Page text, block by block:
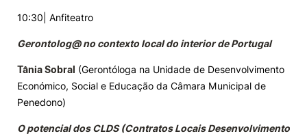
©2026 Instituto Politécnico de Coimbra. Todos os direitos reservados.
10:30| Anfiteatro
Gerontolog@ no contexto local do interior de Portugal
Tânia Sobral (Gerontóloga na Unidade de Desenvolvimento
Económico, Social e Educação da Câmara Municipal de
Penedono)
O potencial dos CLDS (Contratos Locais Desenvolvimento